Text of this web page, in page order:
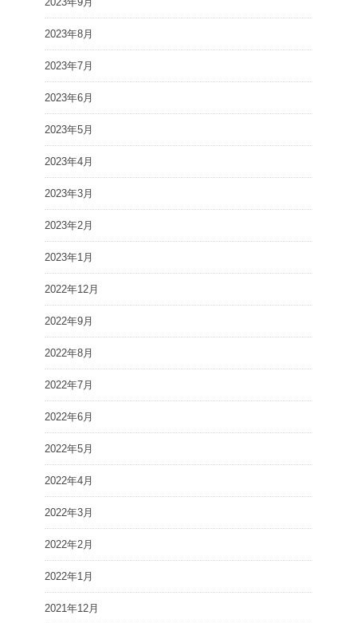
2023年8月
2023年7月
2023年6月
2023年5月
2023年4月
2023年3月
2023年2月
2023年1月
2022年12月
2022年9月
2022年8月
2022年7月
2022年6月
2022年5月
2022年4月
2022年3月
2022年2月
2022年1月
2021年12月